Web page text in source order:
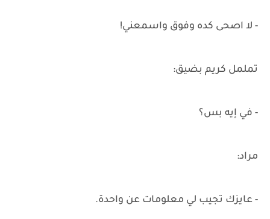
- لا اصحى كده وفوق واسمعني!
تململ كريم بضيق:
- في إيه بس؟
مراد:
- عايزك تجيب لي معلومات عن واحدة.